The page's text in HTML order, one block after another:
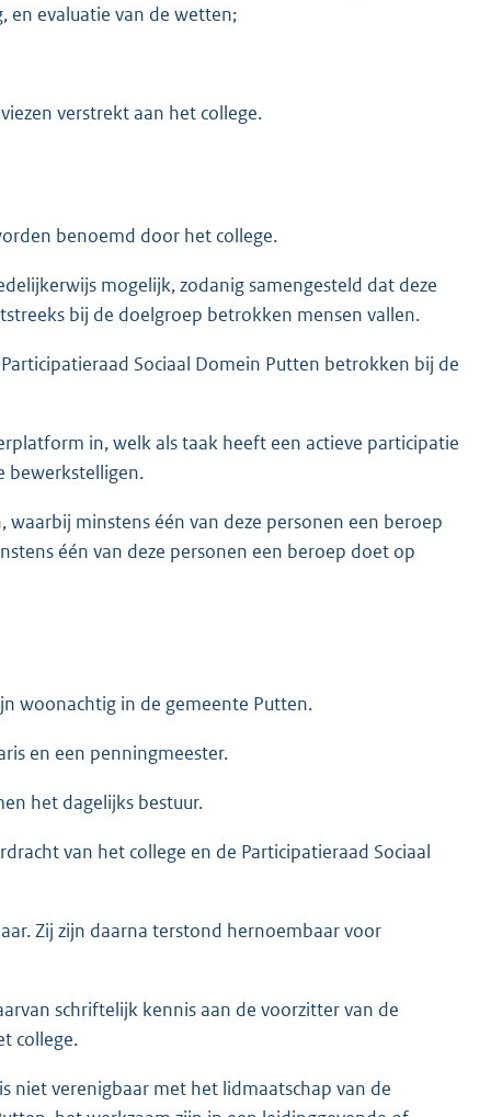
en evaluatie van de wetten;
verstrekt aan het college.
benoemd door het college.
mogelijk, zodanig samengesteld dat deze
bij de doelgroep betrokken mensen vallen.
Sociaal Domein Putten betrokken bij de
in, welk als taak heeft een actieve participatie
bewerkstelligen.
minstens één van deze personen een beroep
één van deze personen een beroep doet op
woonachtig in de gemeente Putten.
en een penningmeester.
het dagelijks bestuur.
van het college en de Participatieraad Sociaal
Zij zijn daarna terstond hernoembaar voor
schriftelijk kennis aan de voorzitter van de
college.
niet verenigbaar met het lidmaatschap van de